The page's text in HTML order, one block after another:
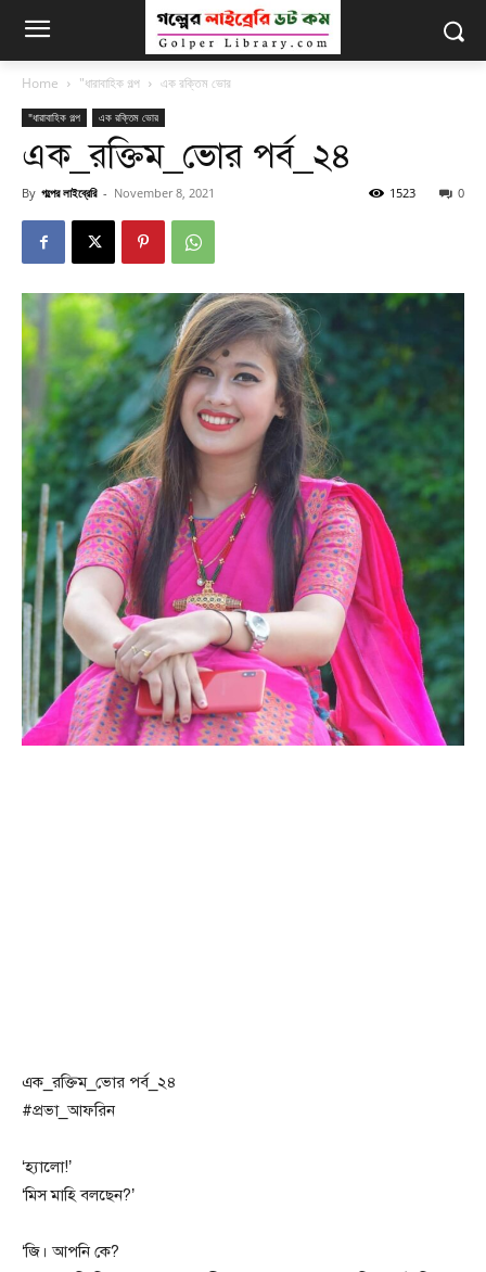
Home "ধারাবাহিক গল্প এক রক্তিম ভোর
"ধারাবাহিক গল্প এক রক্তিম ভোর
এক_রক্তিম_ভোর পর্ব_২৪
By গল্পের লাইব্রেরি - November 8, 2021 0
1523
এক_রক্তিম_ভোর পর্ব_২৪
#প্রভা_আফরিন
‘হ্যালো!’
‘মিস মাহি বলছেন?’
‘জি। আপনি কে?